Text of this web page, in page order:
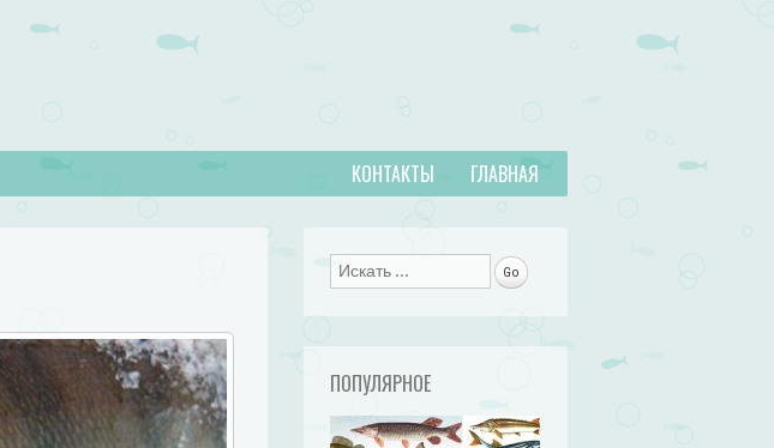
ГЛАВНАЯ
КОНТАКТЫ
Поиск
ПОПУЛЯРНОЕ